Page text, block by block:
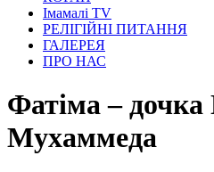
Iмамалi TV
РЕЛІГІЙНІ ПИТАННЯ
ГАЛЕРЕЯ
ПРО НАС
Фатіма –
Мухаммеда